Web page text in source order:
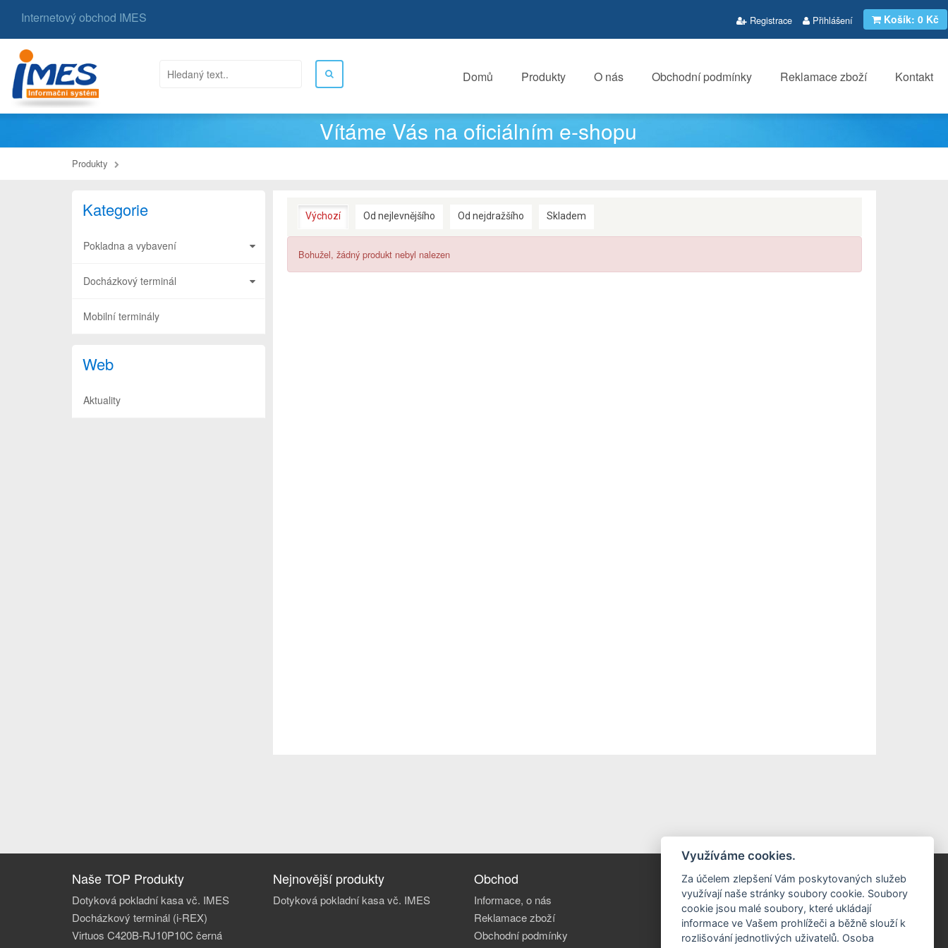
Internetový obchod IMES Registrace Přihlášení Košík: 0 Kč
Domů Produkty O nás Obchodní podmínky Reklamace zboží Kontakt
Vítáme Vás na oficiálním e-shopu
Produkty
Výchozí Od nejlevnějšího Od nejdražšího Skladem
Bohužel, žádný produkt nebyl nalezen
Kategorie
Pokladna a vybavení
Docházkový terminál
Mobilní terminály
Web
Aktuality
Naše TOP Produkty
Dotyková pokladní kasa vč. IMES
Docházkový terminál (i-REX)
Virtuos C420B-RJ10P10C černá
Nejnovější produkty
Dotyková pokladní kasa vč. IMES
Obchod
Informace, o nás
Reklamace zboží
Obchodní podmínky
Kontakt
SOFTWARE OK Příbram, s.r.o.
tř. Kpt. Olesinského 43, Příbram II
Email: hotline@softok.cz
Telefon: +420 318 621 257
Využíváme cookies.
Za účelem zlepšení Vám poskytovaných služeb
využívají naše stránky soubory cookie. Soubory
cookie jsou malé soubory, které ukládají
informace ve Vašem prohlížeči a běžně slouží k
rozlišování jednotlivých uživatelů. Osoba